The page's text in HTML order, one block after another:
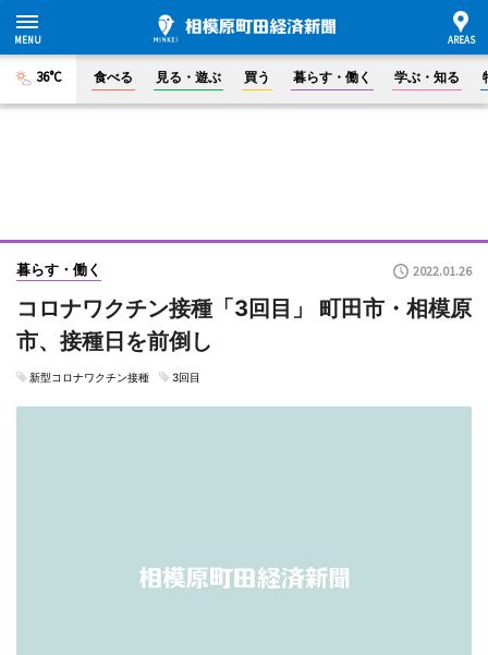
36°C 食べる 見る・遊ぶ 買う 暮らす・働く 学ぶ・知る
暮らす・働く 2022.01.26
コロナワクチン接種「3回目」 町田市・相模原
市、接種日を前倒し
新型コロナワクチン接種 3回目